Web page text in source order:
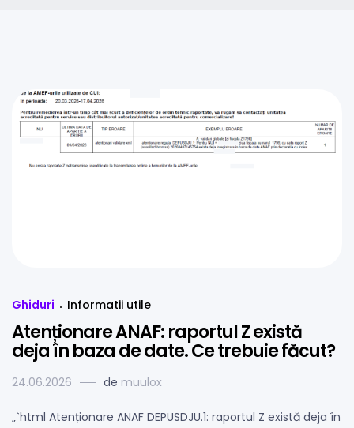
Ghiduri Informatii utile
Atenționare ANAF: raportul Z există
deja în baza de date. Ce trebuie făcut?
24.06.2026 de muulox
„`html Atenționare ANAF DEPUSDJU.1: raportul Z există deja în